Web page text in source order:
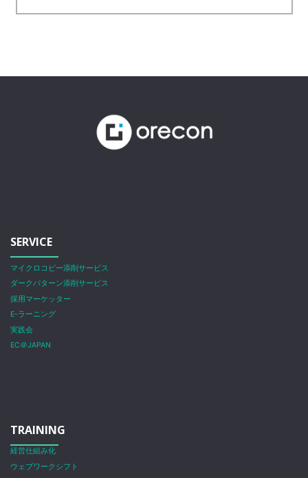
SERVICE
マイクロコピー添削サービス
ダークパターン添削サービス
採用マーケッター
E-ラーニング
実践会
EC＠JAPAN
TRAINING
経営仕組み化
ウェブワークシフト